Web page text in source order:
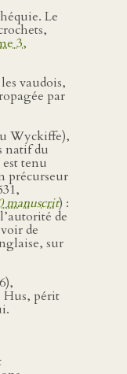
Le
3,
vaudois,
par
Wyckiffe),
natif du
tenu
précurseur
manuscrit) :
de
de
sur
Hus, périt